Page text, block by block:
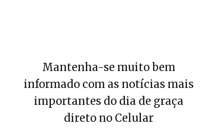
Mantenha-se muito bem
informado com as notícias mais
importantes do dia de graça
direto no Celular